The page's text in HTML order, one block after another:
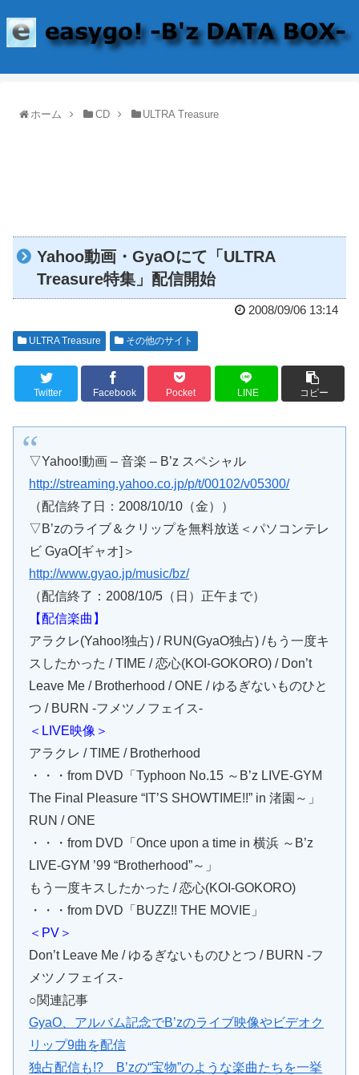
ホーム CD ULTRA Treasure
Yahoo動画・GyaOにて「ULTRA
Treasure特集」配信開始
2008/09/06 13:14
ULTRA Treasure その他のサイト
Twitter Facebook Pocket LINE コピー
▽Yahoo!動画 – 音楽 – B’z スペシャル
http://streaming.yahoo.co.jp/p/t/00102/v05300/
（配信終了日：2008/10/10（金））
▽B’zのライブ＆クリップを無料放送＜パソコンテレ
ビ GyaO[ギャオ]＞
http://www.gyao.jp/music/bz/
（配信終了：2008/10/5（日）正午まで）
【配信楽曲】
アラクレ(Yahoo!独占) / RUN(GyaO独占) /もう一度キ
スしたかった / TIME / 恋心(KOI-GOKORO) / Don’t
Leave Me / Brotherhood / ONE / ゆるぎないものひと
つ / BURN -フメツノフェイス-
＜LIVE映像＞
アラクレ / TIME / Brotherhood
・・・from DVD「Typhoon No.15 ～B’z LIVE-GYM
The Final Pleasure “IT’S SHOWTIME!!” in 渚園～」
RUN / ONE
・・・from DVD「Once upon a time in 横浜 ～B’z
LIVE-GYM ’99 “Brotherhood”～」
もう一度キスしたかった / 恋心(KOI-GOKORO)
・・・from DVD「BUZZ!! THE MOVIE」
＜PV＞
Don’t Leave Me / ゆるぎないものひとつ / BURN -フ
メツノフェイス-
○関連記事
GyaO、アルバム記念でB’zのライブ映像やビデオク
リップ9曲を配信
独占配信も!? B’zの“宝物”のような楽曲たちを一挙